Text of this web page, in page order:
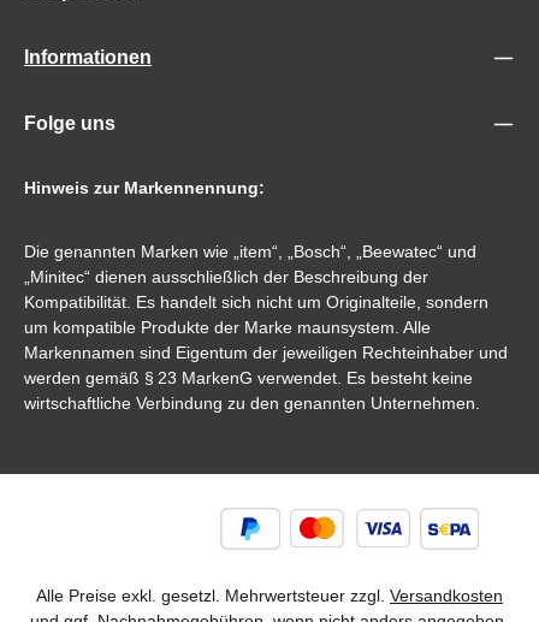
Informationen
Folge uns
Hinweis zur Markennennung:
Die genannten Marken wie „item“, „Bosch“, „Beewatec“ und
„Minitec“ dienen ausschließlich der Beschreibung der
Kompatibilität. Es handelt sich nicht um Originalteile, sondern
um kompatible Produkte der Marke maunsystem. Alle
Markennamen sind Eigentum der jeweiligen Rechteinhaber und
werden gemäß § 23 MarkenG verwendet. Es besteht keine
wirtschaftliche Verbindung zu den genannten Unternehmen.
Alle Preise exkl. gesetzl. Mehrwertsteuer zzgl. Versandkosten